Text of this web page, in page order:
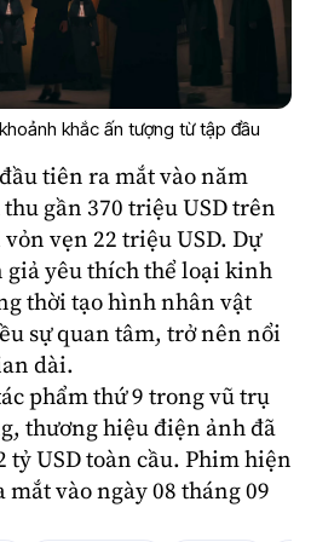
khắc ấn tượng từ tập đầu
đầu tiên ra mắt vào năm
gần 370 triệu USD trên
vẹn 22 triệu USD. Dự
giả yêu thích thể loại kinh
thời tạo hình nhân vật
sự quan tâm, trở nên nổi
dài.
phẩm thứ 9 trong vũ trụ
thương hiệu điện ảnh đã
tỷ USD toàn cầu. Phim hiện
vào ngày 08 tháng 09